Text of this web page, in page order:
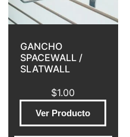
GANCHO
SPACEWALL /
SLATWALL
$1.00
Ver Producto